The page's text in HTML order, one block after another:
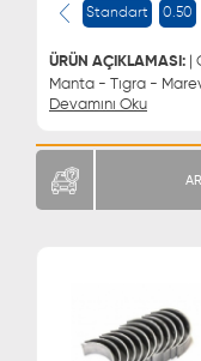
Standart 0.50
ÜRÜN AÇIKLAMASI: |
Manta - Tıgra - Mareva -
Devamını Oku
0543 329